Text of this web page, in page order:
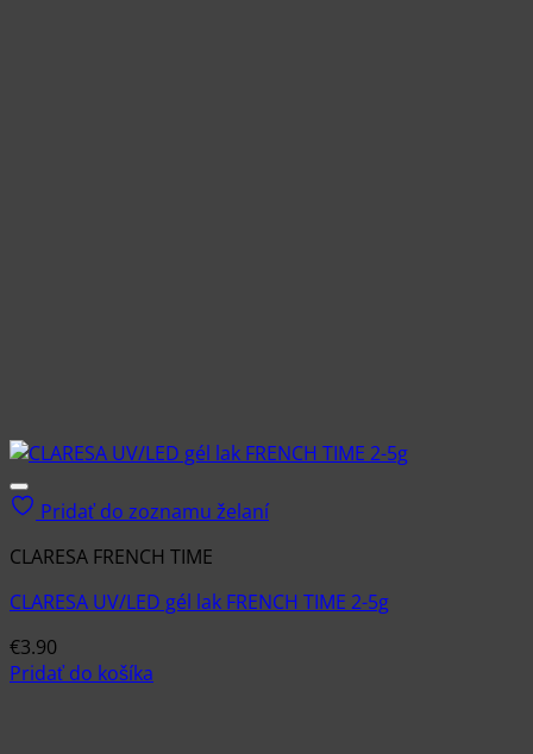
Pridať do zoznamu želaní
CLARESA FRENCH TIME
CLARESA UV/LED gél lak FRENCH TIME 2-5g
€3.90
Pridať do košíka